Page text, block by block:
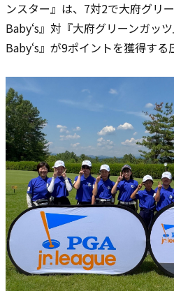
ンスター』は、7対2で大府グリ
Baby‘s』対『大府グリーンガッ
Baby‘s』が9ポイントを獲得する